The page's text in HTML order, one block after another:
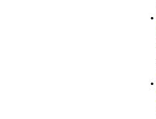
·
·